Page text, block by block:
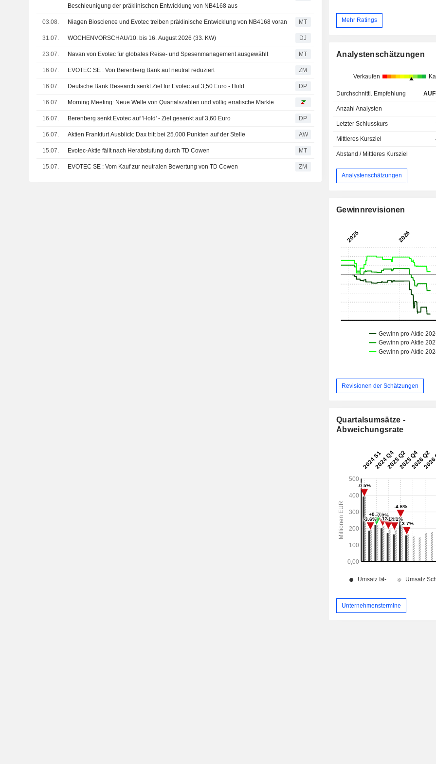
Beschleunigung der präklinischen Entwicklung von NB4168 aus
03.08. Niagen Bioscience und Evotec treiben präklinische Entwicklung von NB4168 voran MT
31.07. WOCHENVORSCHAU/10. bis 16. August 2026 (33. KW) DJ
23.07. Navan von Evotec für globales Reise- und Spesenmanagement ausgewählt MT
16.07. EVOTEC SE : Von Berenberg Bank auf neutral reduziert ZM
16.07. Deutsche Bank Research senkt Ziel für Evotec auf 3,50 Euro - Hold DP
16.07. Morning Meeting: Neue Welle von Quartalszahlen und völlig erratische Märkte
16.07. Berenberg senkt Evotec auf 'Hold' - Ziel gesenkt auf 3,60 Euro DP
16.07. Aktien Frankfurt Ausblick: Dax tritt bei 25.000 Punkten auf der Stelle AW
15.07. Evotec-Aktie fällt nach Herabstufung durch TD Cowen MT
15.07. EVOTEC SE : Vom Kauf zur neutralen Bewertung von TD Cowen ZM
Mehr Ratings
Analystenschätzungen
Verkaufen
Durchschnittl. Empfehlung
Anzahl Analysten
Letzter Schlusskurs
Mittleres Kursziel
Abstand / Mittleres Kursziel
Analystenschätzungen
Gewinnrevisionen
Revisionen der Schätzungen
Quartalsumsätze -
Abweichungsrate
Unternehmenstermine